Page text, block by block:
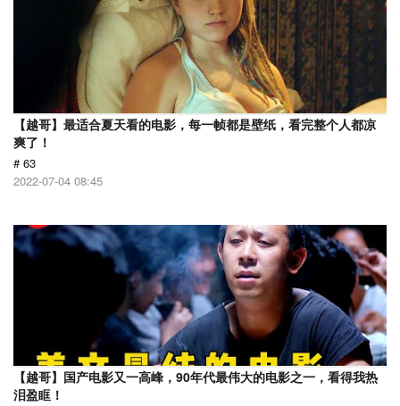
【越哥】最适合夏天看的电影，每一帧都是壁纸，看完整个人都凉
爽了！
# 63
2022-07-04 08:45
【越哥】国产电影又一高峰，90年代最伟大的电影之一，看得我热
泪盈眶！